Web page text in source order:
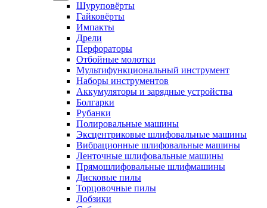
Шуруповёрты
Гайковёрты
Импакты
Дрели
Перфораторы
Отбойные молотки
Мультифункциональный инструмент
Наборы инструментов
Аккумуляторы и зарядные устройства
Болгарки
Рубанки
Полировальные машины
Эксцентриковые шлифовальные машины
Вибрационные шлифовальные машины
Ленточные шлифовальные машины
Прямошлифовальные шлифмашины
Дисковые пилы
Торцовочные пилы
Лобзики